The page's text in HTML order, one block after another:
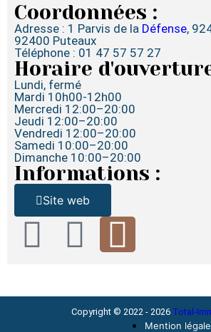
Coordonnées :
Adresse : 1 Parvis de la Défense,
92400 Puteaux
Téléphone : 01 47 57 57 27
Horaire
Lundi, fermé
Mardi 10h00-12h00
Mercredi 12:00–20:00
Jeudi 12:00–20:00
Vendredi 12:00–20:00
Samedi 10:00–20:00
Dimanche 10:00–20:00
Informations :
Site web
Copyright © 2022 - 2026 Total-
Mention légale